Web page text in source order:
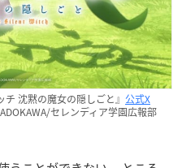
沈黙の魔女の隠しごと』 公式X
セレンディア学園広報部